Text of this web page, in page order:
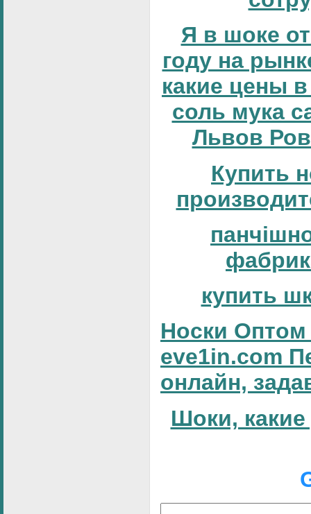
Я в шоке
году на
какие цены
соль мука
Львов
Купить
купить
Носки Оптом
eve1in.com
онлайн,
Шоки, какие